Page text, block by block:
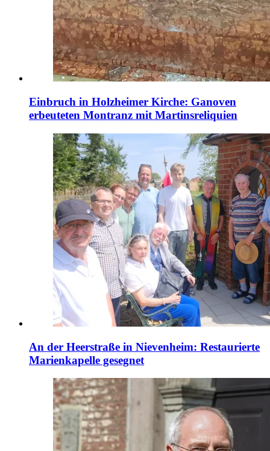
Einbruch in Holzheimer Kirche: Ganoven
erbeuteten Montranz mit Martinsreliquien
An der Heerstraße in Nievenheim: Restaurierte
Marienkapelle gesegnet